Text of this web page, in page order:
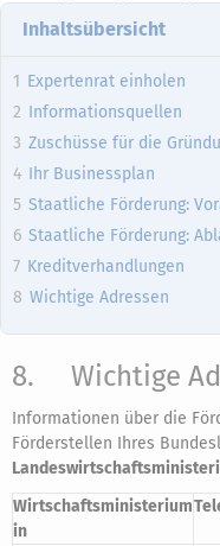
Inhaltsübersicht
Expertenrat einholen
Informationsquellen
Zuschüsse für die
Ihr Businessplan
Staatliche Förderung:
Staatliche Förderung:
Kreditverhandlungen
Wichtige Adressen
8. Wichtige
Informationen über die
Förderstellen Ihres
Wirtschaftsministerium
in